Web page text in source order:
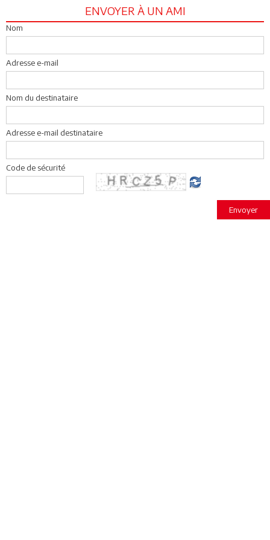
ENVOYER À UN AMI
Nom
Adresse e-mail
Nom du destinataire
Adresse e-mail destinataire
Code de sécurité
Envoyer